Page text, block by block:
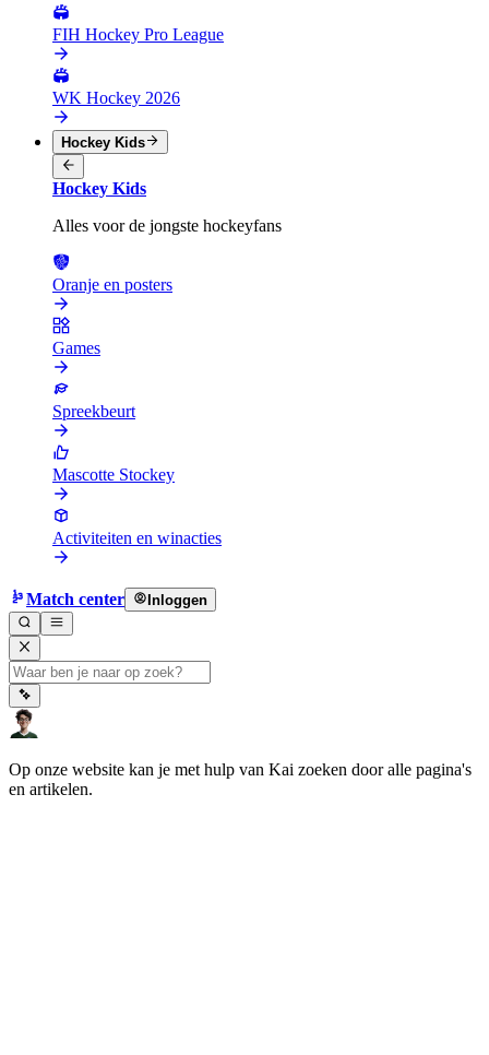
FIH Hockey Pro League
WK Hockey 2026
Hockey Kids
Hockey Kids
Alles voor de jongste hockeyfans
Oranje en posters
Games
Spreekbeurt
Mascotte Stockey
Activiteiten en winacties
Match center Inloggen
Op onze website kan je met hulp van Kai zoeken door alle pagina's
en artikelen.